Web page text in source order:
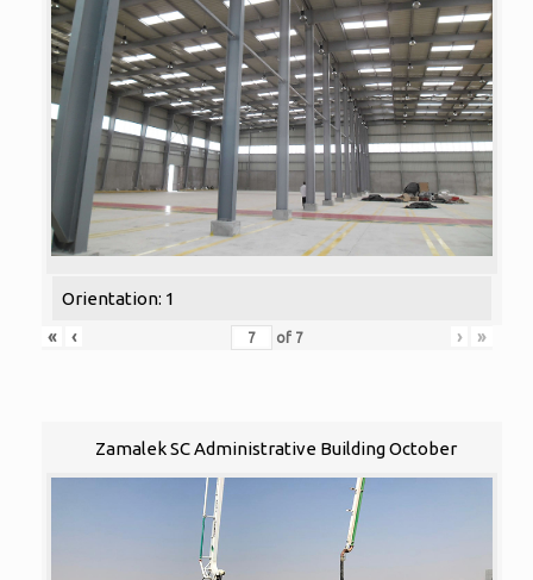
Orientation: 1
«
‹ of 7 › »
Zamalek SC Administrative Building October